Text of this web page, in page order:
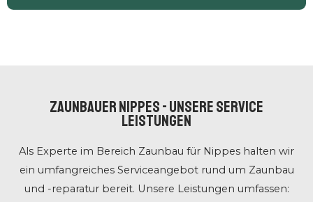
ZAUNBAUER Nippes - UNSERE SERVICE
LEISTUNGEN
Als Experte im Bereich Zaunbau für Nippes halten wir
ein umfangreiches Serviceangebot rund um Zaunbau
und -reparatur bereit. Unsere Leistungen umfassen: